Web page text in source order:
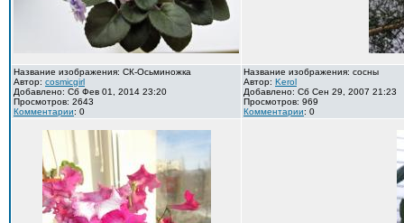
Название изображения: СК-Осьминожка
Автор: cosmicgirl
Добавлено: Сб Фев 01, 2014 23:20
Просмотров: 2643
Комментарии: 0
Название изображения: сосны
Автор: Kerol
Добавлено: Сб Сен 29, 2007 21:23
Просмотров: 969
Комментарии: 0